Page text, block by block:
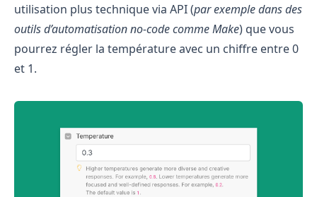
utilisation plus technique via API (par exemple dans des
outils d’automatisation no-code comme Make) que vous
pourrez régler la température avec un chiffre entre 0
et 1.